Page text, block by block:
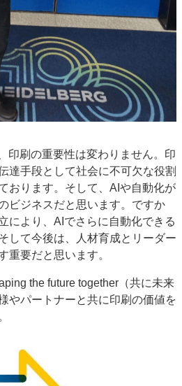
印刷の重要性は変わりません。印
達手段として社会に不可欠な役割
おります。そして、AIや自動化が
ビジネスだと思います。ですか
により、AIでさらに自動化できる
して今後は、人材育成とリーダー
重要だと思います。
the future together（共に未来
やパートナーと共に印刷の価値を